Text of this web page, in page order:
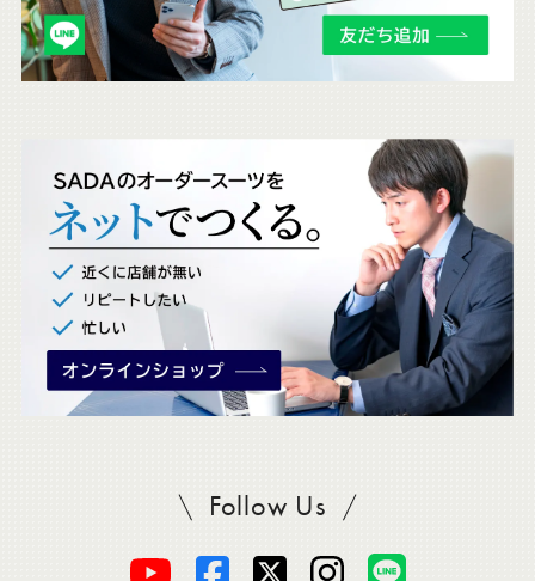
チ
ェ
Follow UsSADAをフォロー
オ
オ
オ
オ